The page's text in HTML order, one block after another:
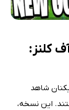
کلنز:
شاهد
این نسخه،